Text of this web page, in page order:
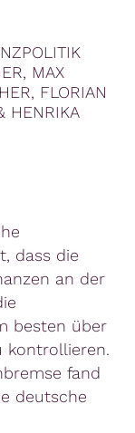
MAX
FLORIAN
HENRIKA
dass die
an der
besten über
kontrollieren.
fand
deutsche